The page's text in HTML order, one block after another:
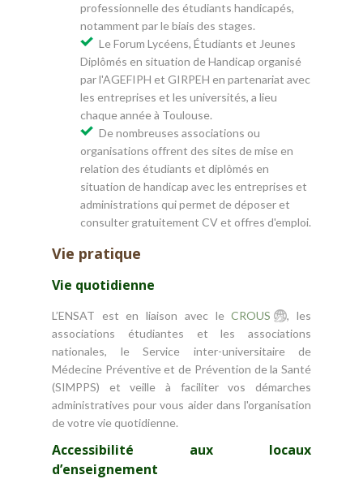
professionnelle des étudiants handicapés,
notamment par le biais des stages.
Le Forum Lycéens, Étudiants et Jeunes
Diplômés en situation de Handicap organisé
par l'AGEFIPH et GIRPEH en partenariat avec
les entreprises et les universités, a lieu
chaque année à Toulouse.
De nombreuses associations ou
organisations offrent des sites de mise en
relation des étudiants et diplômés en
situation de handicap avec les entreprises et
administrations qui permet de déposer et
consulter gratuitement CV et offres d'emploi.
Vie pratique
Vie quotidienne
L’ENSAT est en liaison avec leCROUS
, les
associations étudiantes et les associations
nationales, le Service inter-universitaire de
Médecine Préventive et de Prévention de la Santé
(SIMPPS) et veille à faciliter vos démarches
administratives pour vous aider dans l'organisation
de votre vie quotidienne.
Accessibilité aux locaux
d’enseignement